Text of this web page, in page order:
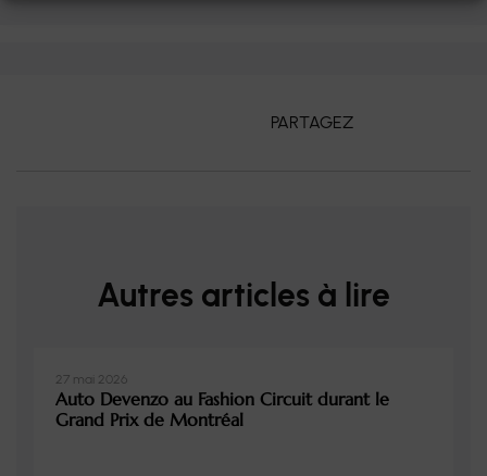
PARTAGEZ
Autres articles à lire
27 mai 2026
Auto Devenzo au Fashion Circuit durant le
Grand Prix de Montréal